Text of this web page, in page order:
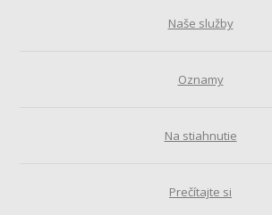
Naše služby
Oznamy
Na stiahnutie
Prečítajte si